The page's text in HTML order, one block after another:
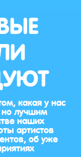
какая у нас
лучшим
наших
артистов
об уже